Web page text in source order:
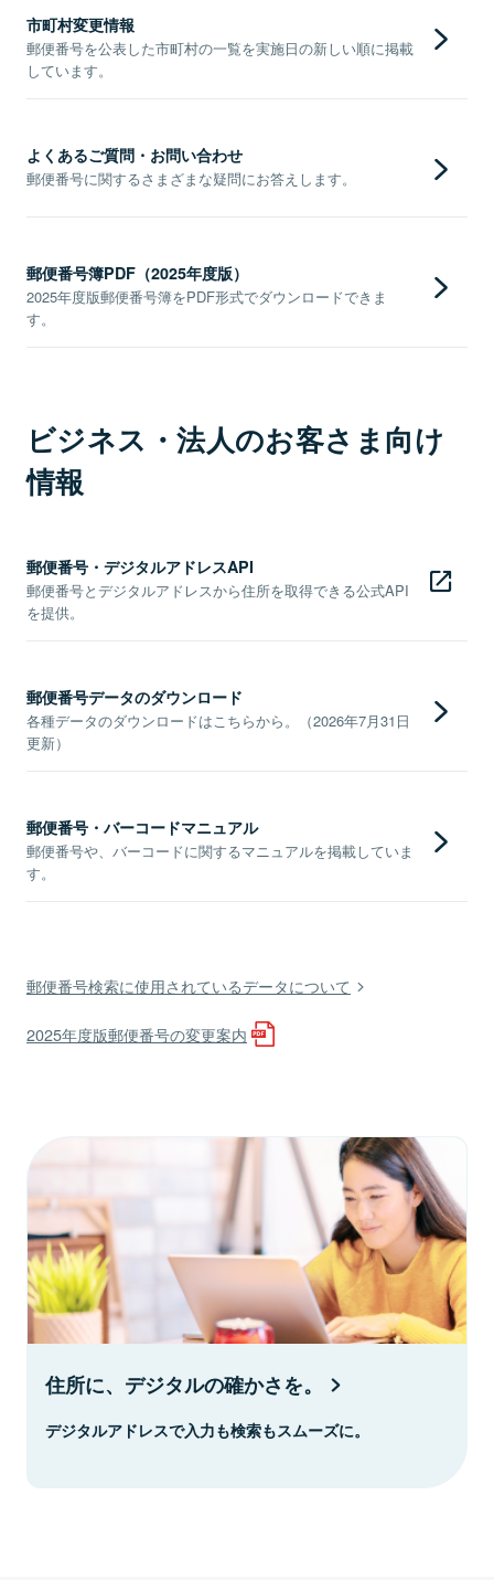
市町村変更情報
郵便番号を公表した市町村の一覧を実施日の新しい順に掲載
しています。
よくあるご質問・お問い合わせ
郵便番号に関するさまざまな疑問にお答えします。
郵便番号簿PDF（2025年度版）
2025年度版郵便番号簿をPDF形式でダウンロードできま
す。
ビジネス・法人のお客さま向け
情報
郵便番号・デジタルアドレスAPI
郵便番号とデジタルアドレスから住所を取得できる公式API
を提供。
郵便番号データのダウンロード
各種データのダウンロードはこちらから。（2026年7月31日
更新）
郵便番号・バーコードマニュアル
郵便番号や、バーコードに関するマニュアルを掲載していま
す。
郵便番号検索に使用されているデータについて
2025年度版郵便番号の変更案内
住所に、デジタルの確かさを。
デジタルアドレスで入力も検索もスムーズに。